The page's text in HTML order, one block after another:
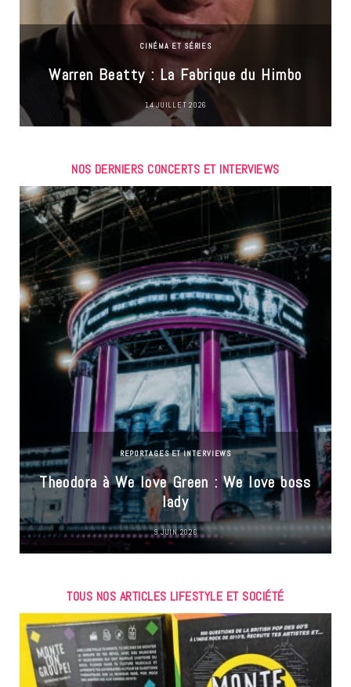
CINÉMA ET SÉRIES
Warren Beatty : La Fabrique du Himbo
14 JUILLET 2026
NOS DERNIERS CONCERTS ET INTERVIEWS
REPORTAGES ET INTERVIEWS
Theodora à We love Green : We love boss
lady
9 JUIN 2026
TOUS NOS ARTICLES LIFESTYLE ET SOCIÉTÉ